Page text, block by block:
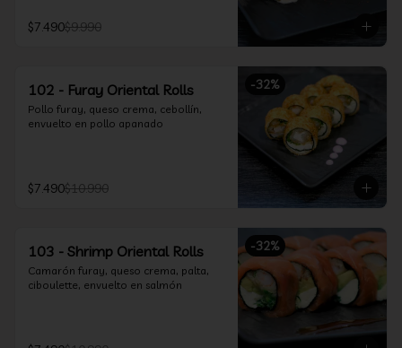
$7.490$9.990
-32%
102 - Furay Oriental Rolls
Pollo furay, queso crema, cebollín,
envuelto en pollo apanado
$7.490$10.990
-32%
103 - Shrimp Oriental Rolls
Camarón furay, queso crema, palta,
ciboulette, envuelto en salmón